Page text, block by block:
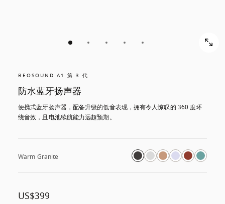
BEOSOUND A1 第 3 代
防水蓝牙扬声器
便携式蓝牙扬声器，配备升级的低音表现，拥有令人惊叹的 360 度环
绕音效，且电池续航能力远超预期。
Warm Granite
US$399